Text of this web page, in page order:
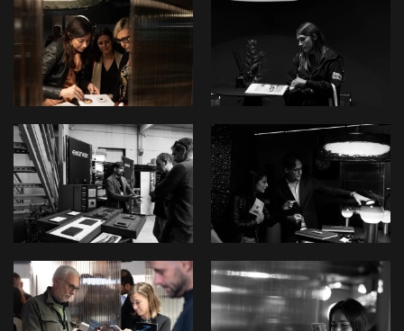
View
View View
View View